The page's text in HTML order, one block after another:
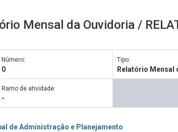
Mensal da Ouvidoria /
Número:
0
Tipo:
Relatório Mensal
Ramo de atividade:
-
de Administração e Planejamento